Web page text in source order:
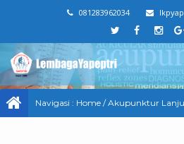
081283962034
Navigasi : Home /Akupunktur